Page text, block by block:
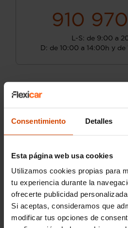
Consentimiento Detalles
Esta página web usa cookies
Utilizamos cookies propias para
tu experiencia durante la
ofrecerte publicidad
Si aceptas, consideramos que
modificar tus opciones de
910
L-S: de 9:00 a
D: de 10:00 a 14:00h y